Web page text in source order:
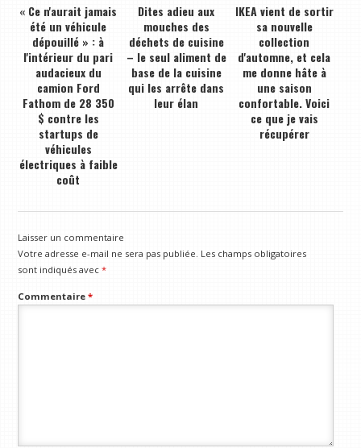
« Ce n'aurait jamais
été un véhicule
dépouillé » : à
l'intérieur du pari
audacieux du
camion Ford
Fathom de 28 350
$ contre les
startups de
véhicules
électriques à faible
coût
Dites adieu aux
mouches des
déchets de cuisine
– le seul aliment de
base de la cuisine
qui les arrête dans
leur élan
IKEA vient de sortir
sa nouvelle
collection
d'automne, et cela
me donne hâte à
une saison
confortable. Voici
ce que je vais
récupérer
Laisser un commentaire
Votre adresse e-mail ne sera pas publiée. Les champs obligatoires
sont indiqués avec*
Commentaire*